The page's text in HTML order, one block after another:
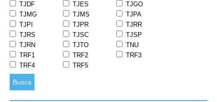
TJDF
TJES
TJGO
TJMG
TJMS
TJPA
TJPI
TJPR
TJRR
TJRS
TJSC
TJSP
TJRN
TJTO
TNU
TRF1
TRF2
TRF3
TRF4
TRF5
Busca